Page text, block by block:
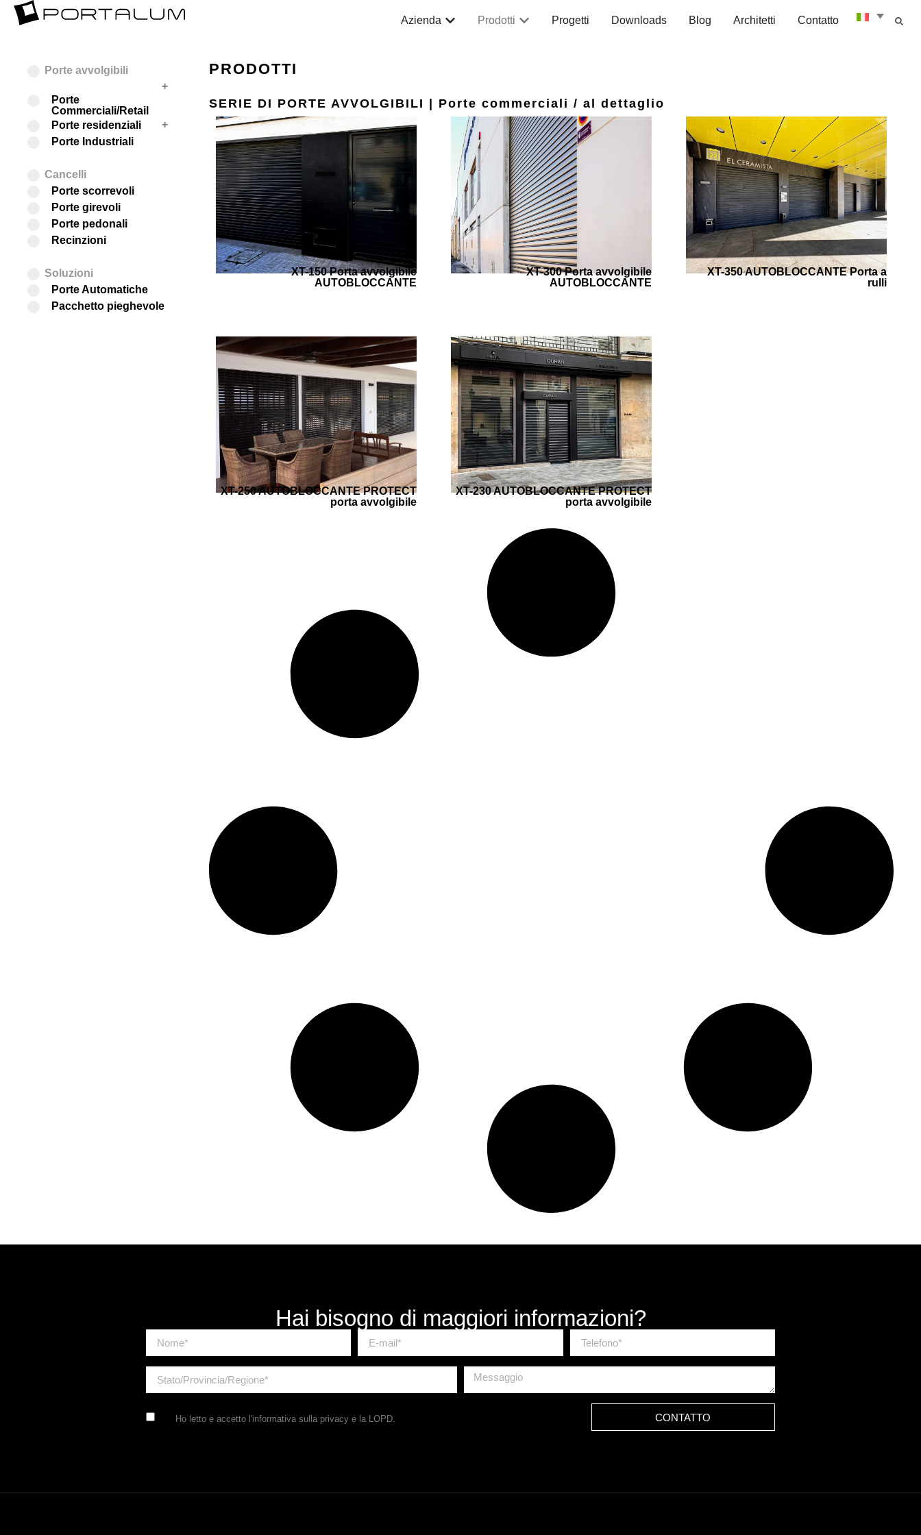
Azienda Prodotti Progetti Downloads Blog Architetti Contatto
PRODOTTI
SERIE DI PORTE AVVOLGIBILI | Porte commerciali / al dettaglio
XT-150 Porta avvolgibile
AUTOBLOCCANTE
XT-300 Porta avvolgibile
AUTOBLOCCANTE
XT-350 AUTOBLOCCANTE Porta a
rulli
XT-250 AUTOBLOCCANTE PROTECT
porta avvolgibile
XT-230 AUTOBLOCCANTE PROTECT
porta avvolgibile
Porte avvolgibili
+
Porte
Commerciali/Retail
Sistema standard
Sistema
autobloccante
Sistema di protezione
+
Porte residenziali
Sistema standard
Sistema
autobloccante
Sistema di protezione
Porte Industriali
Cancelli
Porte scorrevoli
Porte girevoli
Porte pedonali
Recinzioni
Soluzioni
Porte Automatiche
Pacchetto pieghevole
Hai bisogno di maggiori informazioni?
Ho letto e accetto l'informativa sulla privacy e la LOPD. CONTATTO